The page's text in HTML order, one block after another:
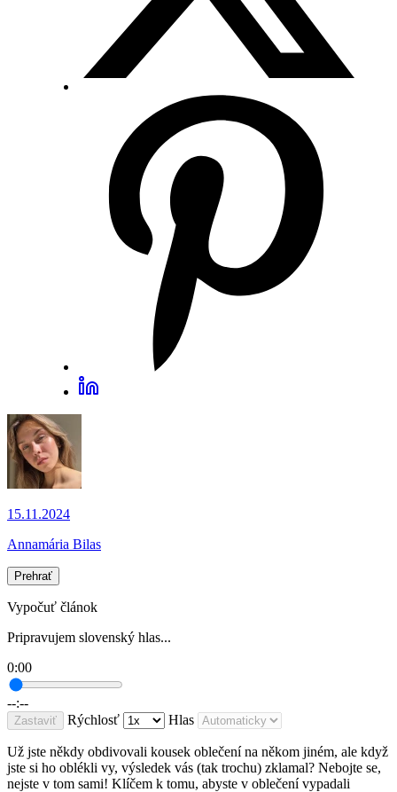
15.11.2024
Annamária Bilas
Prehrať
Vypočuť článok
Pripravujem slovenský hlas...
0:00
--:--
Zastaviť Rýchlosť Hlas
Už jste někdy obdivovali kousek oblečení na někom jiném, ale když
jste si ho oblékli vy, výsledek vás (tak trochu) zklamal? Nebojte se,
nejste v tom sami! Klíčem k tomu, abyste v oblečení vypadali